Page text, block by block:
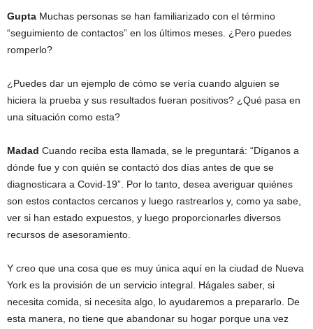
Gupta Muchas personas se han familiarizado con el término
“seguimiento de contactos” en los últimos meses. ¿Pero puedes
romperlo?
¿Puedes dar un ejemplo de cómo se vería cuando alguien se
hiciera la prueba y sus resultados fueran positivos? ¿Qué pasa en
una situación como esta?
Madad Cuando reciba esta llamada, se le preguntará: “Díganos a
dónde fue y con quién se contactó dos días antes de que se
diagnosticara a Covid-19”. Por lo tanto, desea averiguar quiénes
son estos contactos cercanos y luego rastrearlos y, como ya sabe,
ver si han estado expuestos, y luego proporcionarles diversos
recursos de asesoramiento.
Y creo que una cosa que es muy única aquí en la ciudad de Nueva
York es la provisión de un servicio integral. Hágales saber, si
necesita comida, si necesita algo, lo ayudaremos a prepararlo. De
esta manera, no tiene que abandonar su hogar porque una vez